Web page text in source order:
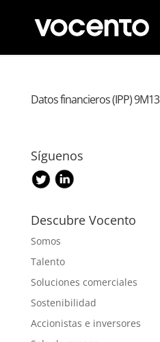
Datos financieros (IPP) 9M13
Síguenos
Descubre Vocento
Somos
Talento
Soluciones comerciales
Sostenibilidad
Accionistas e inversores